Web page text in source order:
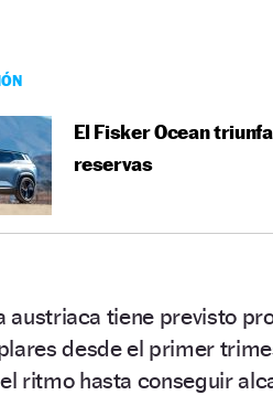
El Fisker Ocean
reservas
austriaca tiene previsto
desde el primer
ritmo hasta conseguir